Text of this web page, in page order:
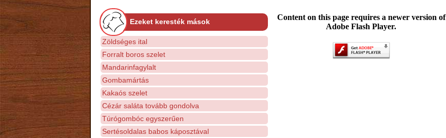
Ezeket keresték mások
Zöldséges ital
Forralt boros szelet
Mandarinfagylalt
Gombamártás
Kakaós szelet
Cézár saláta tovább gondolva
Túrógombóc egyszerűen
Sertésoldalas babos káposztával
Content on this page requires a newer version of
Adobe Flash Player.